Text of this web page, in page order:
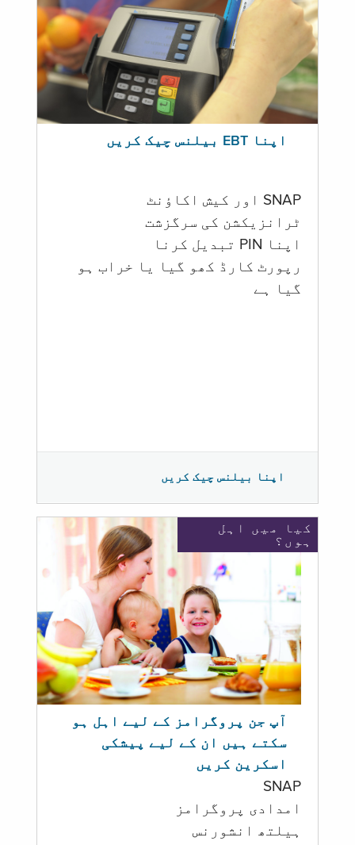
اپنا EBT بیلنس چیک کریں
SNAP اور کیش اکاؤنٹ
ٹرانزیکشن کی سرگزشت
اپنا PIN تبدیل کرنا
رپورٹ کارڈ کھو گیا یا خراب ہو
گيا ہے
اپنا بیلنس چیک کریں
کیا میں اہل
ہوں؟
آپ جن پروگرامز کے لیے اہل ہو
سکتے ہیں ان کے لیے پیشکی
اسکرین کریں
SNAP
امدادی پروگرامز
‏ہیلتھ انشورنس